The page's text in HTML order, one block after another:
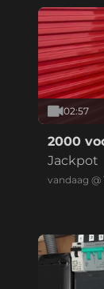
02:57
2000
Jackpot
vandaag @